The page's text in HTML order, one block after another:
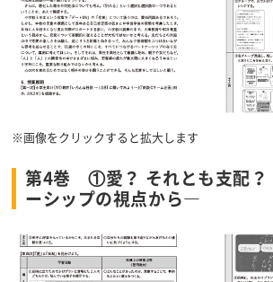
※画像をクリックすると拡大します
第4巻 ①愛？ それとも支配
ーシップの視点から―